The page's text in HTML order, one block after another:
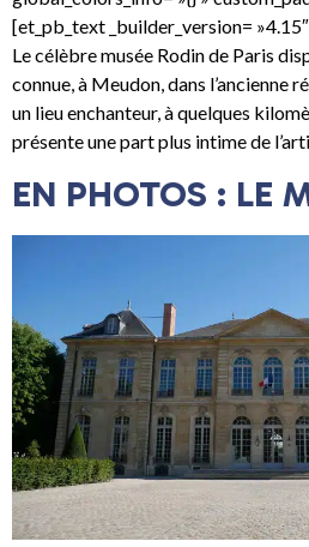
[et_pb_text _builder_version=
Le célèbre musée Rodin de Paris
connue, à Meudon, dans l’ancienne
un lieu enchanteur, à quelques
présente une part plus intime de
EN PHOTOS : LE